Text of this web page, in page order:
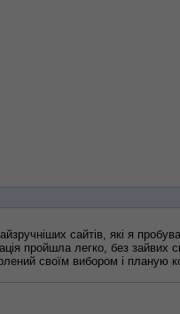
сайтів, які я
пройшла легко, без
своїм вибором і планую